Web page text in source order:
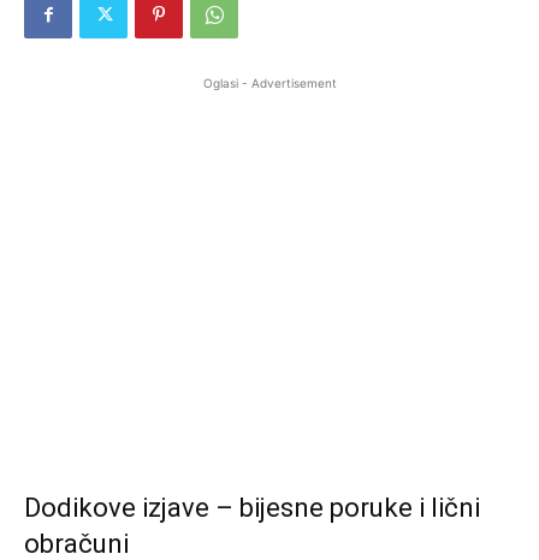
Oglasi - Advertisement
Dodikove izjave – bijesne poruke i lični
obračuni